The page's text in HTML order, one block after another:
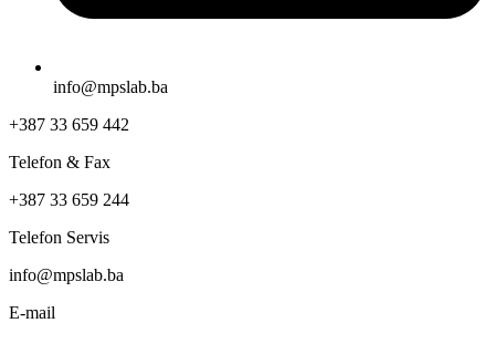
info@mpslab.ba
+387 33 659 442
Telefon & Fax
+387 33 659 244
Telefon Servis
info@mpslab.ba
E-mail